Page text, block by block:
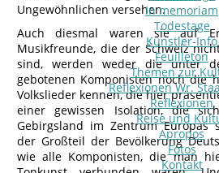
In memoriam
Todestage
Künstler-Info
Feuilleton
Themen zur
Reflexionen Wr.
Reflexionen
Reise und
Apropos
Fotos
Kontakt
Ungewöhnlichen versehen.
Auch diesmal waren sie auf
Musikfreunde, die der Schweiz
sind, werden weder die unter
gebotenen Komponisten noch die
Volkslieder kennen, die hier
einer gewissen Isolation, die
Gebirgsland im Zentrum Europas
der Großteil der Bevölkerung
wie alle Komponisten, die man